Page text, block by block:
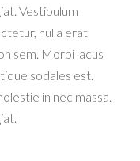
Vestibulum
nulla erat
sem. Morbi lacus
sodales est.
in nec massa.